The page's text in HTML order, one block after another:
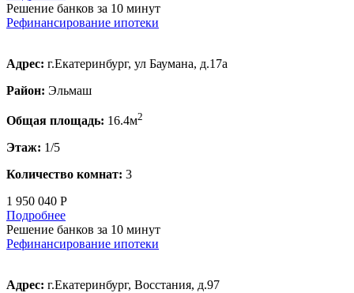
Решение банков за 10 минут
Рефинансирование ипотеки
Адрес: г.Екатеринбург, ул Баумана, д.17а
Район: Эльмаш
Общая площадь: 16.4м2
Этаж: 1/5
Количество комнат: 3
1 950 040 Р
Подробнее
Решение банков за 10 минут
Рефинансирование ипотеки
Адрес: г.Екатеринбург, Восстания, д.97